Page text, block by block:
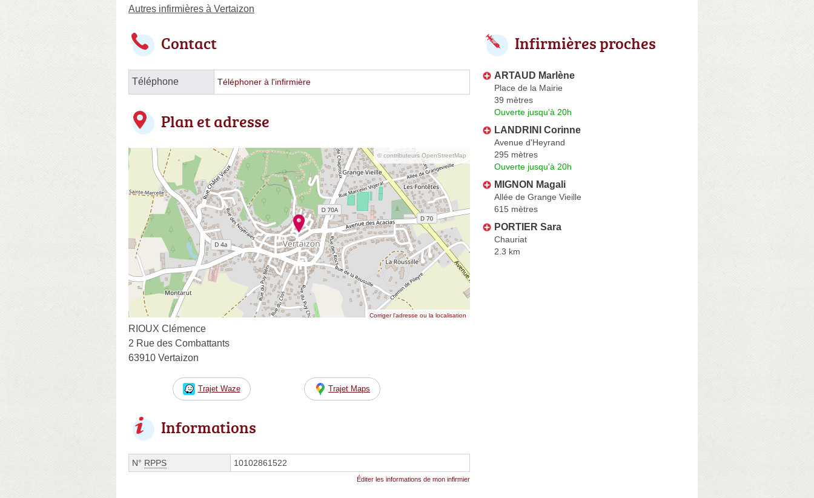
Autres infirmières à Vertaizon
Contact
Téléphone Téléphoner à l'infirmière
Plan et adresse
© contributeurs OpenStreetMap
Corriger l’adresse ou la localisation
RIOUX Clémence
2 Rue des Combattants
63910 Vertaizon
Trajet Waze Trajet Maps
Informations
N° RPPS 10102861522
Éditer les informations de mon infirmier
Infirmières proches
ARTAUD Marlène
Place de la Mairie
39 mètres
Ouverte jusqu'à 20h
LANDRINI Corinne
Avenue d'Heyrand
295 mètres
Ouverte jusqu'à 20h
MIGNON Magali
Allée de Grange Vieille
615 mètres
PORTIER Sara
Chauriat
2.3 km